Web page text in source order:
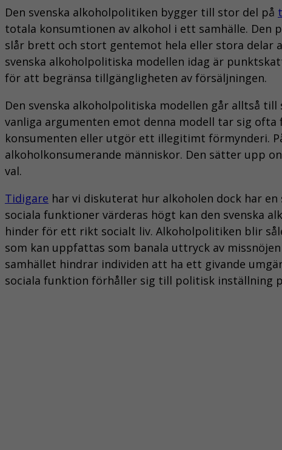
Den svenska alkoholpolitiken bygger till stor del på
totala konsumtionen av alkohol i ett samhälle.
slår brett och stort gentemot hela eller stora delar
svenska alkoholpolitiska modellen idag är
för att begränsa tillgängligheten av försäljningen.
Den svenska alkoholpolitiska modellen går alltså
vanliga argumenten emot denna modell tar sig
konsumenten eller utgör ett illegitimt förmynderi.
alkoholkonsumerande människor. Den sätter upp
val.
Tidigare har vi diskuterat hur alkoholen dock har
sociala funktioner värderas högt kan den svenska
hinder för ett rikt socialt liv. Alkoholpolitiken blir
som kan uppfattas som banala uttryck av
samhället hindrar individen att ha ett givande
sociala funktion förhåller sig till politisk inställning